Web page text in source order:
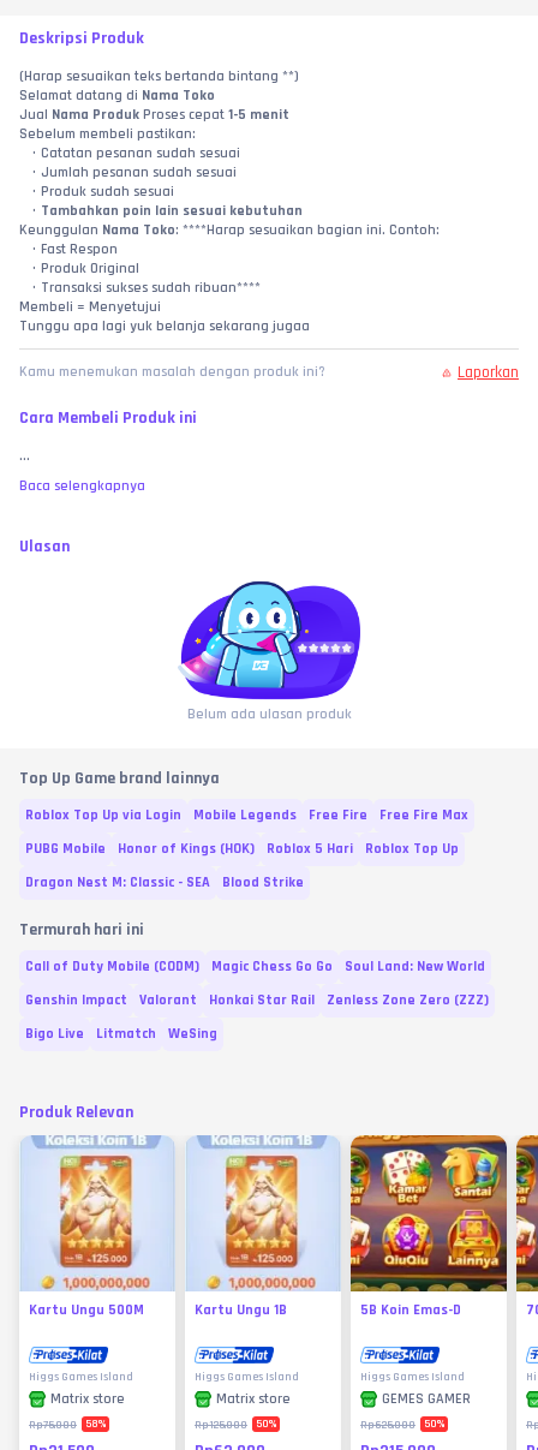
Deskripsi Produk
(Harap sesuaikan teks bertanda bintang **)
Selamat datang di Nama Toko
Jual Nama Produk Proses cepat 1-5 menit
Sebelum membeli pastikan:
Catatan pesanan sudah sesuai
Jumlah pesanan sudah sesuai
Produk sudah sesuai
Tambahkan poin lain sesuai kebutuhan
Keunggulan Nama Toko: ****Harap sesuaikan bagian ini. Contoh:
Fast Respon
Produk Original
Transaksi sukses sudah ribuan****
Membeli = Menyetujui
Tunggu apa lagi yuk belanja sekarang jugaa
Kamu menemukan masalah dengan produk ini? Laporkan
Cara Membeli Produk ini
...
Baca selengkapnya
Ulasan
Belum ada ulasan produk
Top Up Game brand lainnya
Roblox Top Up via Login Mobile Legends Free Fire
Free Fire Max
PUBG Mobile
Honor of Kings (HOK) Roblox 5 Hari
Roblox Top Up
Dragon Nest M: Classic - SEA
Blood Strike
Termurah hari ini
Call of Duty Mobile (CODM) Magic Chess Go Go
Soul Land: New World
Genshin Impact
Valorant Honkai Star Rail
Zenless Zone Zero (ZZZ)
Bigo Live
Litmatch WeSing
Produk Relevan
Kartu Ungu 500M
Higgs Games Island
Matrix store
Rp75.000 58%
Kartu Ungu 1B
Higgs Games Island
Matrix store
Rp125.000 50%
5B Koin Emas-D
Higgs Games Island
GEMES GAMER
Rp625.000 50%